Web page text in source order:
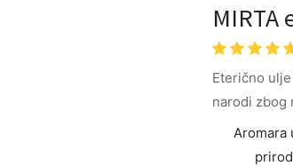
MIRTA
Eterično
narodi zbog
Aromara